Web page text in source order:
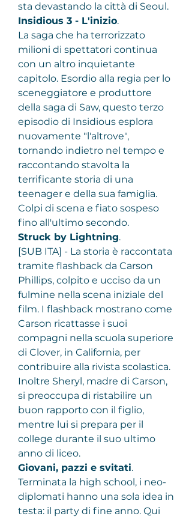
sta devastando la città di Seoul.
Insidious 3 - L'inizio.
La saga che ha terrorizzato
milioni di spettatori continua
con un altro inquietante
capitolo. Esordio alla regia per lo
sceneggiatore e produttore
della saga di Saw, questo terzo
episodio di Insidious esplora
nuovamente "l'altrove",
tornando indietro nel tempo e
raccontando stavolta la
terrificante storia di una
teenager e della sua famiglia.
Colpi di scena e fiato sospeso
fino all'ultimo secondo.
Struck by Lightning.
[SUB ITA] - La storia è raccontata
tramite flashback da Carson
Phillips, colpito e ucciso da un
fulmine nella scena iniziale del
film. I flashback mostrano come
Carson ricattasse i suoi
compagni nella scuola superiore
di Clover, in California, per
contribuire alla rivista scolastica.
Inoltre Sheryl, madre di Carson,
si preoccupa di ristabilire un
buon rapporto con il figlio,
mentre lui si prepara per il
college durante il suo ultimo
anno di liceo.
Giovani, pazzi e svitati.
Terminata la high school, i neo-
diplomati hanno una sola idea in
testa: il party di fine anno. Qui